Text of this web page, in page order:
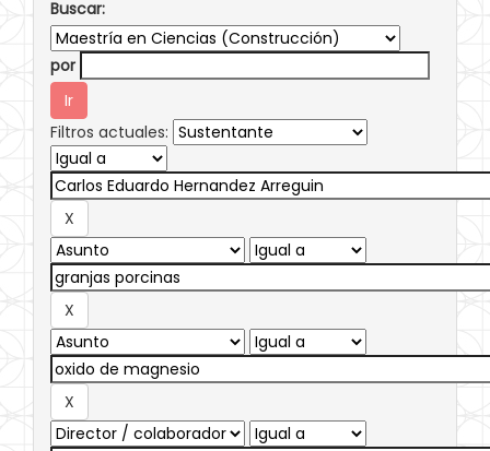
Buscar:
por
Filtros actuales: